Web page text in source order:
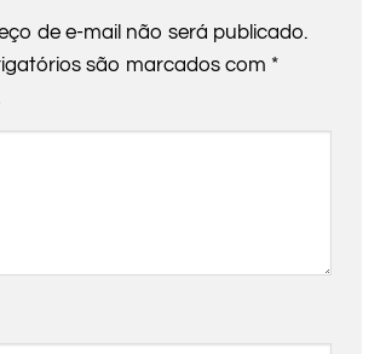
de e-mail não será publicado.
são marcados com *